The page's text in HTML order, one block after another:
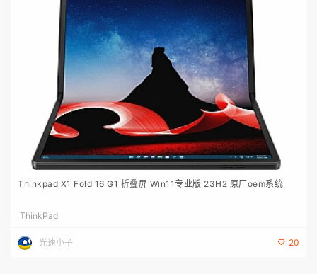
Thinkpad X1 Fold 16 G1 折叠屏 Win11专业版 23H2 原厂oem系统
ThinkPad
光速小子 20